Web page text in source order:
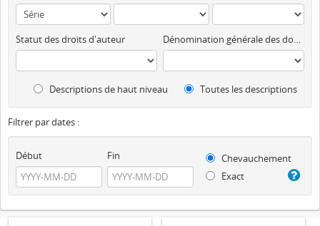
Statut des droits d'auteur Dénomination générale des documents
Descriptions de haut niveau Toutes les descriptions
Filtrer par dates :
Début Fin
Chevauchement
Exact